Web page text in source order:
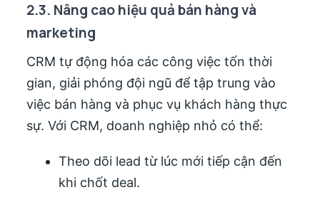
2.3. Nâng cao hiệu quả bán hàng và
marketing
CRM tự động hóa các công việc tốn thời
gian, giải phóng đội ngũ để tập trung vào
việc bán hàng và phục vụ khách hàng thực
sự. Với CRM, doanh nghiệp nhỏ có thể:
Theo dõi lead từ lúc mới tiếp cận đến
khi chốt deal.